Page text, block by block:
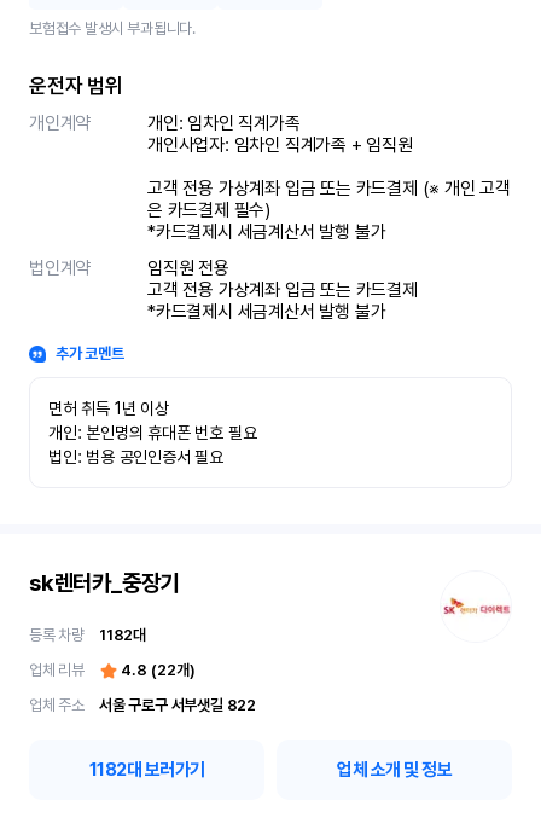
보험접수 발생시 부과됩니다.
운전자 범위
개인계약
개인: 임차인 직계가족
개인사업자: 임차인 직계가족 + 임직원
고객 전용 가상계좌 입금 또는 카드결제 (※ 개인 고객
은 카드결제 필수)
*카드결제시 세금계산서 발행 불가
법인계약
임직원 전용
고객 전용 가상계좌 입금 또는 카드결제
*카드결제시 세금계산서 발행 불가
추가 코멘트
면허 취득 1년 이상
개인: 본인명의 휴대폰 번호 필요
법인: 범용 공인인증서 필요
sk렌터카_중장기
등록 차량 1182대
업체 리뷰
4.8 (22개)
업체 주소
서울 구로구 서부샛길 822
1182대 보러가기 업체 소개 및 정보